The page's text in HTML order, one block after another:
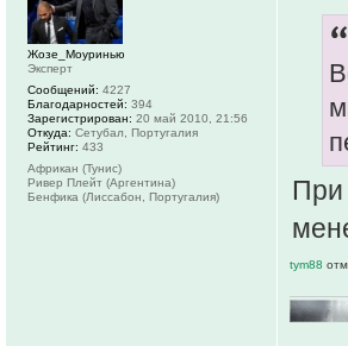
При
tym88
Жозе_Моуринью
Эксперт
Сообщений: 4227
Благодарностей: 394
Зарегистрирован: 20 май 2010, 21:56
Откуда: Сетубал, Португалия
Рейтинг: 433
Африкан (Тунис)
Ривер Плейт (Аргентина)
Бенфика (Лиссабон, Португалия)